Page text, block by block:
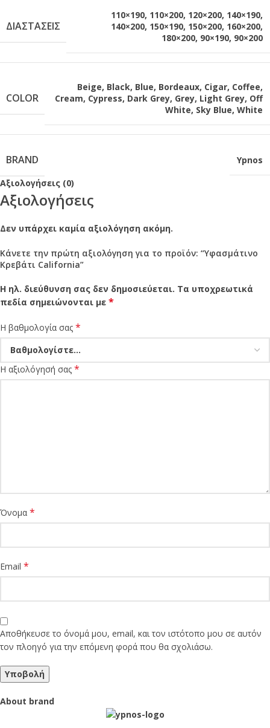
ΔΙΑΣΤΆΣΕΙΣ
110×190, 110×200, 120×200, 140×190,
140×200, 150×190, 150×200, 160×200,
180×200, 90×190, 90×200
COLOR
Beige, Black, Blue, Bordeaux, Cigar, Coffee,
Cream, Cypress, Dark Grey, Grey, Light Grey, Off
White, Sky Blue, White
BRAND
Ypnos
Αξιολογήσεις (0)
Αξιολογήσεις
Δεν υπάρχει καμία αξιολόγηση ακόμη.
Κάνετε την πρώτη αξιολόγηση για το προϊόν: “Υφασμάτινο
Κρεβάτι California”
Η ηλ. διεύθυνση σας δεν δημοσιεύεται. Τα υποχρεωτικά
πεδία σημειώνονται με *
Η βαθμολογία σας *
Η αξιολόγησή σας *
Όνομα *
Email *
Αποθήκευσε το όνομά μου, email, και τον ιστότοπο μου σε αυτόν
τον πλοηγό για την επόμενη φορά που θα σχολιάσω.
About brand